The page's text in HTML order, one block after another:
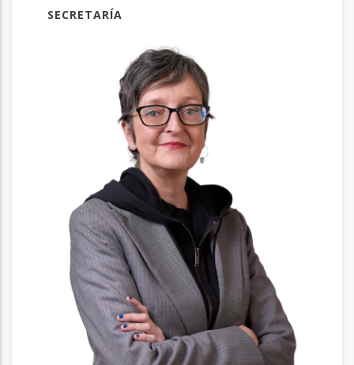
SECRETARÍA